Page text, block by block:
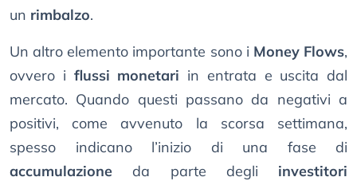
un rimbalzo.
Un altro elemento importante sono i Money Flows,
ovvero i flussi monetari in entrata e uscita dal
mercato. Quando questi passano da negativi a
positivi, come avvenuto la scorsa settimana,
spesso indicano l’inizio di una fase di
accumulazione da parte degli investitori